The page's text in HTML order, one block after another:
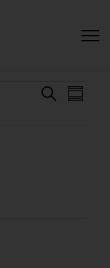
Suche